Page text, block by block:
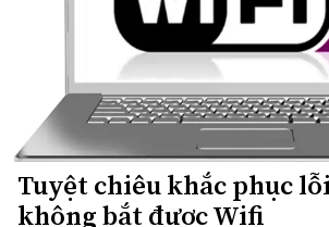
Tuyệt chiêu khắc phục
không bắt được Wifi